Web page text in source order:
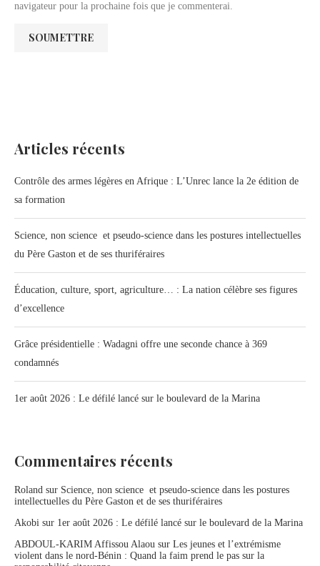
navigateur pour la prochaine fois que je commenterai.
Articles récents
Contrôle des armes légères en Afrique : L’Unrec lance la 2e édition de
sa formation
Science, non science et pseudo-science dans les postures intellectuelles
du Père Gaston et de ses thuriféraires
Éducation, culture, sport, agriculture… : La nation célèbre ses figures
d’excellence
Grâce présidentielle : Wadagni offre une seconde chance à 369
condamnés
1er août 2026 : Le défilé lancé sur le boulevard de la Marina
Commentaires récents
Roland sur Science, non science et pseudo-science dans les postures
intellectuelles du Père Gaston et de ses thuriféraires
Akobi sur 1er août 2026 : Le défilé lancé sur le boulevard de la Marina
ABDOUL-KARIM Affissou Alaou sur Les jeunes et l’extrémisme
violent dans le nord-Bénin : Quand la faim prend le pas sur la